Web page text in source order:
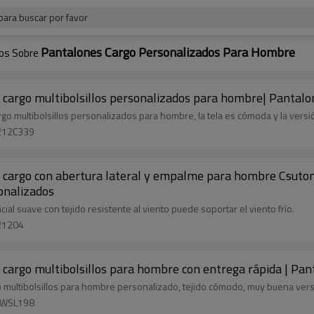
buscar por favor
Sobre Pantalones Cargo Personalizados Para Hombre
multibolsillos personalizados para hombre|
multibolsillos personalizados para hombre, la tela es cómoda y la
con abertura lateral y empalme para hombre
suave con tejido resistente al viento puede soportar el viento frío.
multibolsillos para hombre con entrega rápida |
multibolsillos para hombre personalizado, tejido cómodo, muy buena